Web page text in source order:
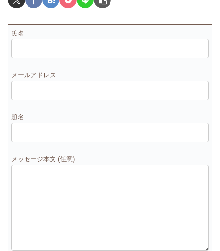
氏名
メールアドレス
題名
メッセージ本文 (任意)